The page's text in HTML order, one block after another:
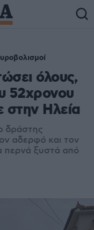
όλους,
52χρονου
Ηλεία
δράστης
αδερφό και τον
περνά ξυστά από